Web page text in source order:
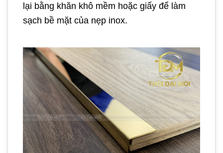
lại bằng khăn khô mềm hoặc giấy để làm
sạch bề mặt của nẹp inox.